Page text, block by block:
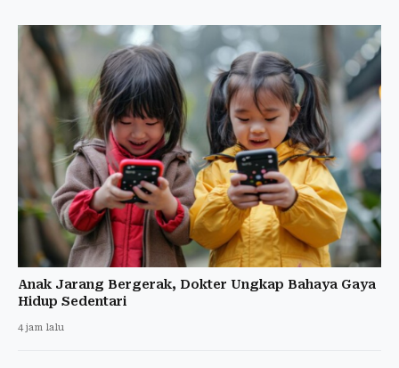
Anak Jarang Bergerak, Dokter Ungkap Bahaya Gaya
Hidup Sedentari
4 jam lalu